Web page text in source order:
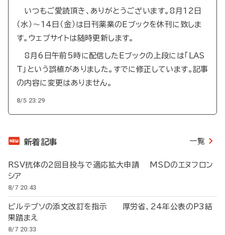
いつもご愛読頂き、ありがとうございます。8月12日
（水）～14日（金）は日刊薬業のEブックを休刊に致しま
す。ウェブサイトは随時更新します。
8月6日午前5時に配信したEブックの上段には「LAS
T」という誤植がありました。すでに修正しています。記事
の内容に変更はありません。
8/5 23:29
新着記事 一覧
RSV抗体の2回目投与で適応拡大申請 MSDのエヌフロン
シア
8/7 20:43
ビルテプソの添文改訂を指示 厚労省、24年公表のP3結
果踏まえ
8/7 20:33